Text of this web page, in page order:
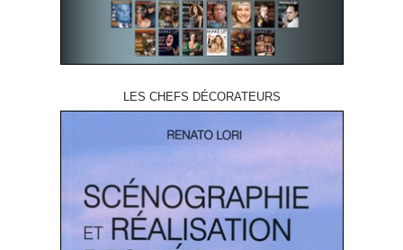
LES CHEFS DÉCORATEURS